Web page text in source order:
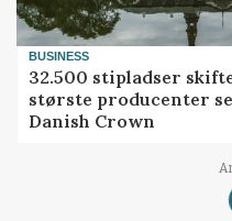
BUSINESS
32.500 stipladser
største producenter
Danish Crown